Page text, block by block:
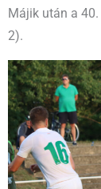
Májik után a
2).